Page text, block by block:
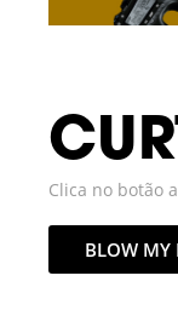
Clica no botão
BLOW MY